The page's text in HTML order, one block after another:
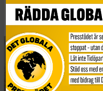
Publicerad 23 januari, 2026